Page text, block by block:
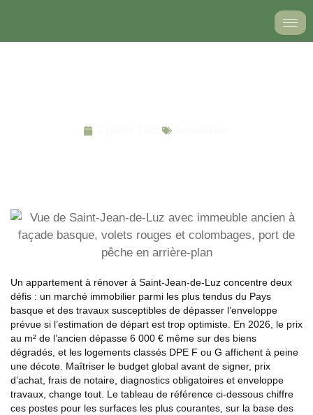
contenu
Un appartement à rénover à Saint-Jean-de-Luz concentre deux
défis : un marché immobilier parmi les plus tendus du Pays
basque et des travaux susceptibles de dépasser l’enveloppe
prévue si l’estimation de départ est trop optimiste. En 2026, le prix
au m² de l’ancien dépasse 6 000 € même sur des biens
dégradés, et les logements classés DPE F ou G affichent à peine
une décote. Maîtriser le budget global avant de signer, prix
d’achat, frais de notaire, diagnostics obligatoires et enveloppe
travaux, change tout. Le tableau de référence ci-dessous chiffre
ces postes pour les surfaces les plus courantes, sur la base des